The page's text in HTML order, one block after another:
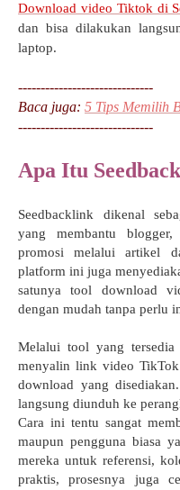
Download video Tiktok di
dan bisa dilakukan
laptop.
------------------------------
Baca juga: 5 Tips Memilih
------------------------------
Apa Itu
Seedbacklink dikenal
yang membantu
promosi melalui artikel
platform ini juga
satunya tool download
dengan mudah tanpa perlu
Melalui tool yang
menyalin link video
download yang
langsung diunduh ke
Cara ini tentu sangat
maupun pengguna biasa
mereka untuk referensi,
praktis, prosesnya juga